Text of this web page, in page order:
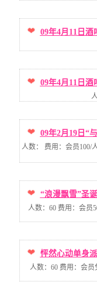
09年4月11日酒
09年4月11日酒
09年2月19日“
人数： 费用：会员
“浪漫飘雪”圣
人数：60 费用：会员
怦然心动单身
人数：60 费用：会员